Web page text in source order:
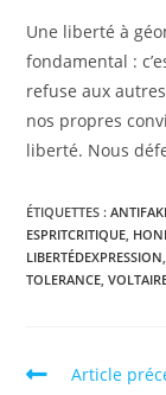
​Une liberté à
fondamental :
refuse aux
nos propres
liberté. Nous
ÉTIQUETTES :
ESPRITCRITIQUE,
LIBERTÉDEXPRESSION,
TOLERANCE,
Article